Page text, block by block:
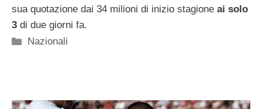
sua quotazione dai 34 milioni di inizio stagione ai solo
3 di due giorni fa.
Categorie
Nazionali